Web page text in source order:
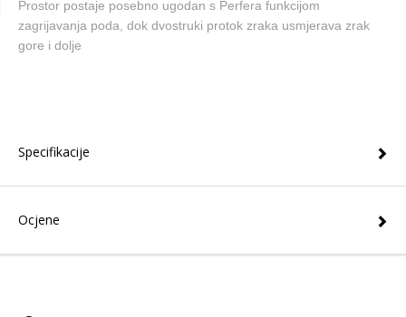
Prostor postaje posebno ugodan s Perfera funkcijom
zagrijavanja poda, dok dvostruki protok zraka usmjerava zrak
gore i dolje
Specifikacije
Ocjene